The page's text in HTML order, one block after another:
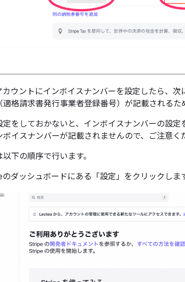
ウントにインボイスナンバーを設定したら、次
格請求書発行事業者登録番号）が記載されるた
定をしておかないと、インボイスナンバーの設
イスナンバーが記載されませんので、ご注意く
下の順序で行います。
ダッシュボードにある「設定」をクリックしま